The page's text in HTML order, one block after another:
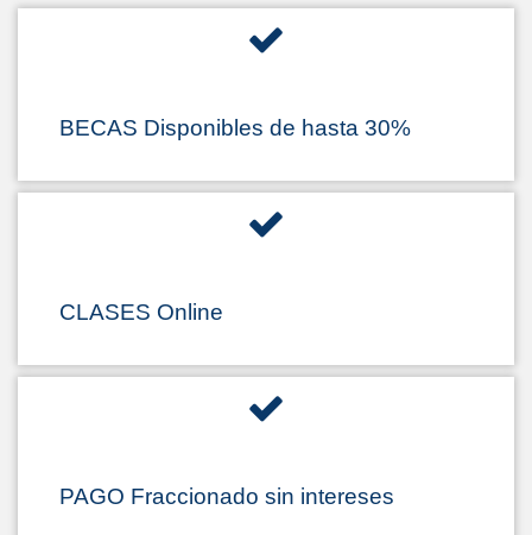
BECAS Disponibles de hasta 30%
CLASES Online
PAGO Fraccionado sin intereses